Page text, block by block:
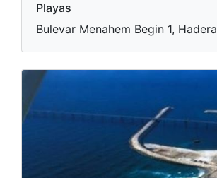
Playas
Bulevar Menahem Begin 1, Hadera